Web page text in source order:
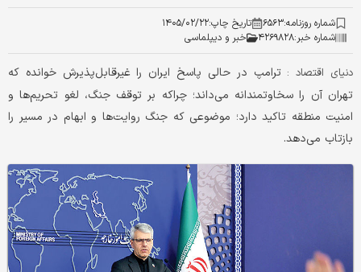
شماره روزنامه:۶۵۶۳ تاریخ چاپ:۱۴۰۵/۰۲/۲۲
شماره خبر:۴۲۶۹۸۲۸ خبر و دیپلماسی
دنیای اقتصاد :ترامپ در حالی پاسخ ایران را غیرقابل‌پذیرش خوانده که
تهران آن را سخاوتمندانه می‌داند؛ چراکه بر توقف جنگ، لغو تحریم‌ها و
امنیت منطقه تاکید دارد؛ موضوعی که جنگ روایت‌ها و ابهام در مسیر را
بازتاب می‌دهد.